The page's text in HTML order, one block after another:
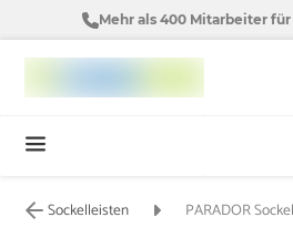
Mehr als 400 Mitarbeiter
Sockelleisten PARADOR